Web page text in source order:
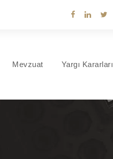
Mevzuat Yargı Kararları